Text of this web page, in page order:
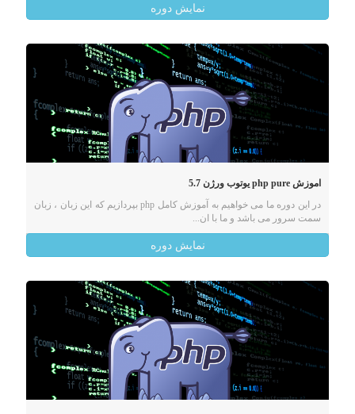
نمایش دوره
اموزش php pure یوتوب ورژن 5.7
در این دوره ما می خواهیم به آموزش کامل php بپردازیم که این زبان ، زبان
سمت سرور می باشد و ما با ان...
نمایش دوره